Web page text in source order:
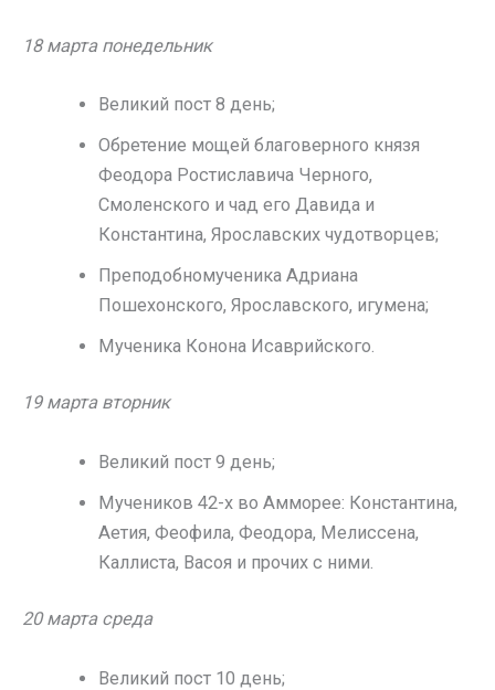
18 марта понедельник
Великий пост 8 день;
Обретение мощей благоверного князя
Феодора Ростиславича Черного,
Смоленского и чад его Давида и
Константина, Ярославских чудотворцев;
Преподобномученика Адриана
Пошехонского, Ярославского, игумена;
Мученика Конона Исаврийского.
19 марта вторник
Великий пост 9 день;
Мучеников 42-х во Амморее: Константина,
Аетия, Феофила, Феодора, Мелиссена,
Каллиста, Васоя и прочих с ними.
20 марта среда
Великий пост 10 день;